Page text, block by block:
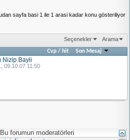
sayfa basi 1 ile 1 arasi kadar konu gösteriliyor
Seçenekler Arama
Cvp /hit Son Mesaj
Nizip Bayii
, 09.10.07 11:50
Bu forumun moderatörleri